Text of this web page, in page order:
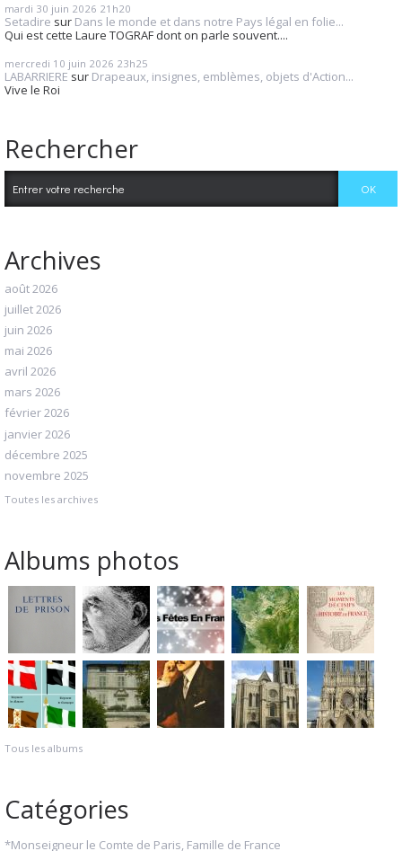
mardi 30 juin 2026 21h20
Setadire sur Dans le monde et dans notre Pays légal en folie...
Qui est cette Laure TOGRAF dont on parle souvent....
mercredi 10 juin 2026 23h25
LABARRIERE sur Drapeaux, insignes, emblèmes, objets d'Action...
Vive le Roi
Rechercher
Archives
août 2026
juillet 2026
juin 2026
mai 2026
avril 2026
mars 2026
février 2026
janvier 2026
décembre 2025
novembre 2025
Toutes les archives
Albums photos
Tous les albums
Catégories
*Monseigneur le Comte de Paris, Famille de France